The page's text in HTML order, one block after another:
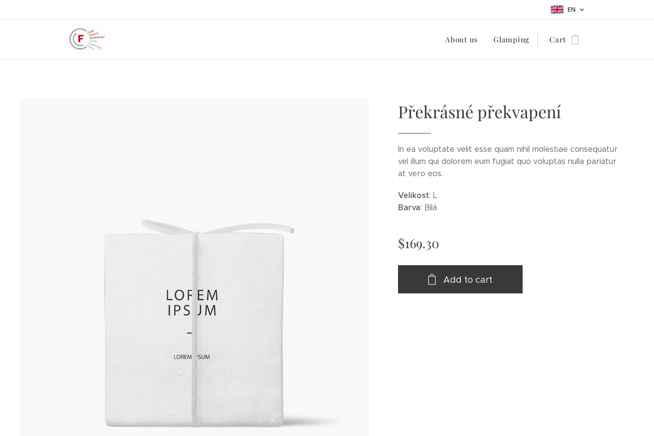
EN
About us Glamping Cart
Překrásné překvapení
In ea voluptate velit esse quam nihil molestiae consequatur
vel illum qui dolorem eum fugiat quo voluptas nulla pariatur
at vero eos.
Velikost: L
Barva: Bílá
$169.30
Add to cart